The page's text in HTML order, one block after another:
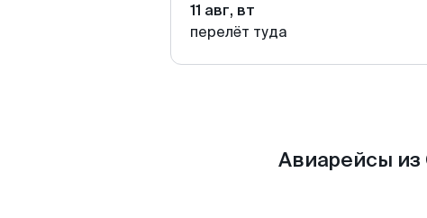
11 авг, вт
перелёт туда
Авиарейсы